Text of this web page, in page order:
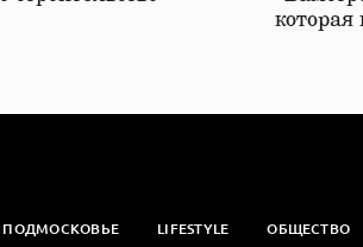
которая
ПОДМОСКОВЬЕ LIFESTYLE ОБЩЕСТВО